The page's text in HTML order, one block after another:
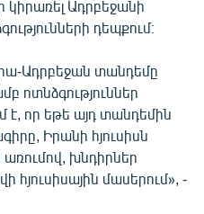
Ադրբեջանի
դեպքում։
Ադրբեջան տանդեմը
ոտնձգություններ
է, որ եթե այդ տանդեմին
Իրանի հյուսիսն
խնդիրներ
հյուսիսային մասերում», -